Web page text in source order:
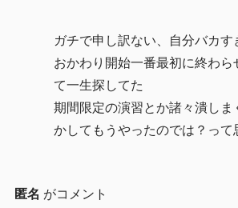
ガチで申し訳ない、自分バカす
おかわり開始一番最初に終わら
て一生探してた
期間限定の演習とか諸々潰しま
かしてもうやったのでは？って
匿名 がコメント